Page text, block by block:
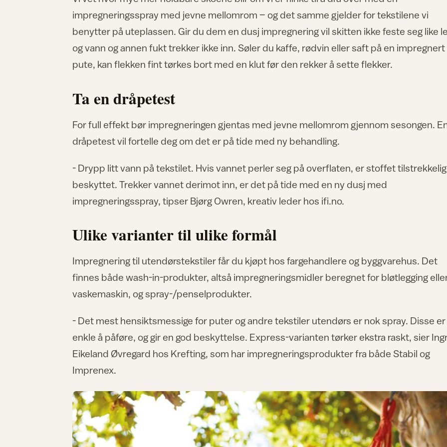
impregneringsspray med jevne mellomrom – og det samme gjelder for tekstilene vi
benytter på uteplassen. Gir du dem en dusj impregnering vil skitten ikke feste seg like
og vann og annen fukt trekker ikke inn. Søler du kaffe, rødvin eller saft på en impregnert
pute, kan flekken fint tørkes bort med en klut før den rekker å sette flekker.
Ta en dråpetest
For full effekt bør impregneringen gjentas med jevne mellomrom gjennom sesongen.
dråpetest vil fortelle deg om det er på tide med ny behandling.
- Drypp litt vann på tekstilet. Hvis vannet perler seg på overflaten, er stoffet tilstrekkelig
beskyttet. Trekker vannet derimot inn, er det på tide med en ny dusj med
impregneringsspray, tipser Bjørg Owren, kreativ leder hos ifi.no.
Ulike varianter til ulike formål
Impregnering til utendørstekstiler får du kjøpt hos fargehandlere og byggvarehus. Det
finnes både wash-in-produkter, altså impregneringsmidler beregnet for bløtlegging
vaskemaskin, og spray-/penselprodukter.
- Det mest hensiktsmessige for puter og andre tekstiler utendørs er nok spray. Disse er
enkle å påføre, og gir en god beskyttelse. Express-varianten tørker ekstra raskt, sier
Eikeland Øvregard hos Krefting, som har impregneringsprodukter fra både Stabil og
Imprenex.